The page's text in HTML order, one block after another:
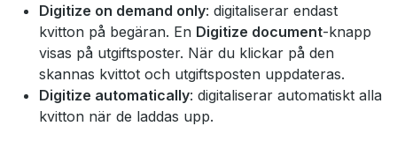
Digitize on demand only: digitaliserar endast
kvitton på begäran. En Digitize document-knapp
visas på utgiftsposter. När du klickar på den
skannas kvittot och utgiftsposten uppdateras.
Digitize automatically: digitaliserar automatiskt alla
kvitton när de laddas upp.